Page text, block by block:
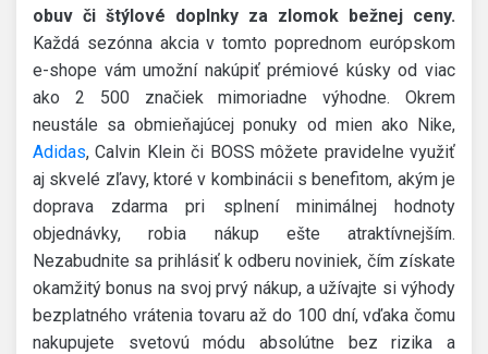
obuv či štýlové doplnky za zlomok bežnej ceny.
Každá sezónna akcia v tomto poprednom európskom
e-shope vám umožní nakúpiť prémiové kúsky od viac
ako 2 500 značiek mimoriadne výhodne. Okrem
neustále sa obmieňajúcej ponuky od mien ako Nike,
Adidas, Calvin Klein či BOSS môžete pravidelne využiť
aj skvelé zľavy, ktoré v kombinácii s benefitom, akým je
doprava zdarma pri splnení minimálnej hodnoty
objednávky, robia nákup ešte atraktívnejším.
Nezabudnite sa prihlásiť k odberu noviniek, čím získate
okamžitý bonus na svoj prvý nákup, a užívajte si výhody
bezplatného vrátenia tovaru až do 100 dní, vďaka čomu
nakupujete svetovú módu absolútne bez rizika a